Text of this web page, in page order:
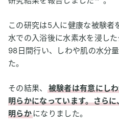
この研究は5人に健康な被験者
水での入浴後に水素水を浸し
98日間行い、しわや肌の水分
た。
その結果、
被験者は有意にし
明らかになっています。さら
明らかになりました。